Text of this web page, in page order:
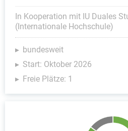
In Kooperation mit IU Duales
(Internationale Hochschule)
bundesweit
Start: Oktober 2026
Freie Plätze: 1